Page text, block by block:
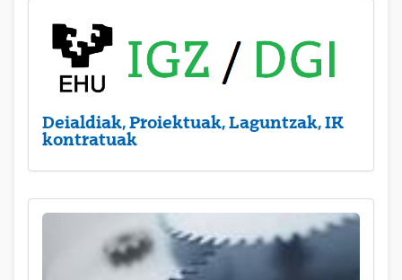
Deialdiak, Proiektuak, Laguntzak, IK
kontratuak